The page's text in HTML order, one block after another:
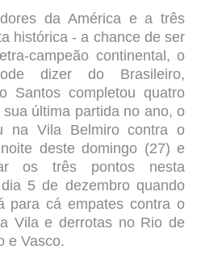
da América e a três
histórica - a chance de ser
campeão continental, o
dizer do Brasileiro,
Santos completou quatro
última partida no ano, o
na Vila Belmiro contra o
deste domingo (27) e
os três pontos nesta
5 de dezembro quando
para cá empates contra o
Vila e derrotas no Rio de
e Vasco.